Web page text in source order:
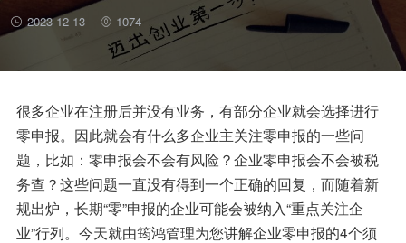
2023-12-13 1074
很多企业在注册后并没有业务，有部分企业就会选择进行
零申报。因此就会有什么多企业主关注零申报的一些问
题，比如：零申报会不会有风险？企业零申报会不会被税
务查？这些问题一直没有得到一个正确的回复，而随着新
规出炉，长期“零”申报的企业可能会被纳入“重点关注企
业”行列。今天就由筠鸿管理为您讲解企业零申报的4个须